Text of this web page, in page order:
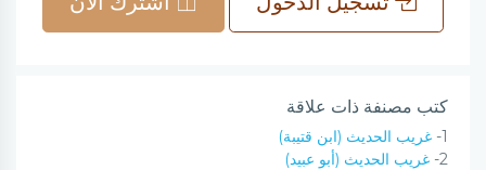
كتب مصنفة ذات علاقة
1- غريب الحديث (ابن قتيبة)
2- غريب الحديث (أبو عبيد)